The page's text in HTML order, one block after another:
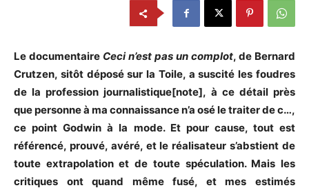
Le documentaire Ceci n’est pas un complot, de Bernard
Crutzen, sitôt déposé sur la Toile, a suscité les foudres
de la profession journalistique[note], à ce détail près
que personne à ma connaissance n’a osé le traiter de c…,
ce point Godwin à la mode. Et pour cause, tout est
référencé, prouvé, avéré, et le réalisateur s’abstient de
toute extrapolation et de toute spéculation. Mais les
critiques ont quand même fusé, et mes estimés